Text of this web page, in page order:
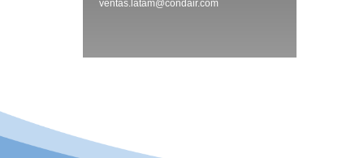
ventas.latam@condair.com